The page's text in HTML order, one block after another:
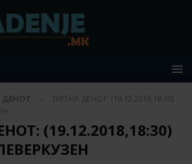
ДЕНОТ
ТИП НА ДЕНОТ: (19.12.2018,18:30)
(19.12.2018,18:30)